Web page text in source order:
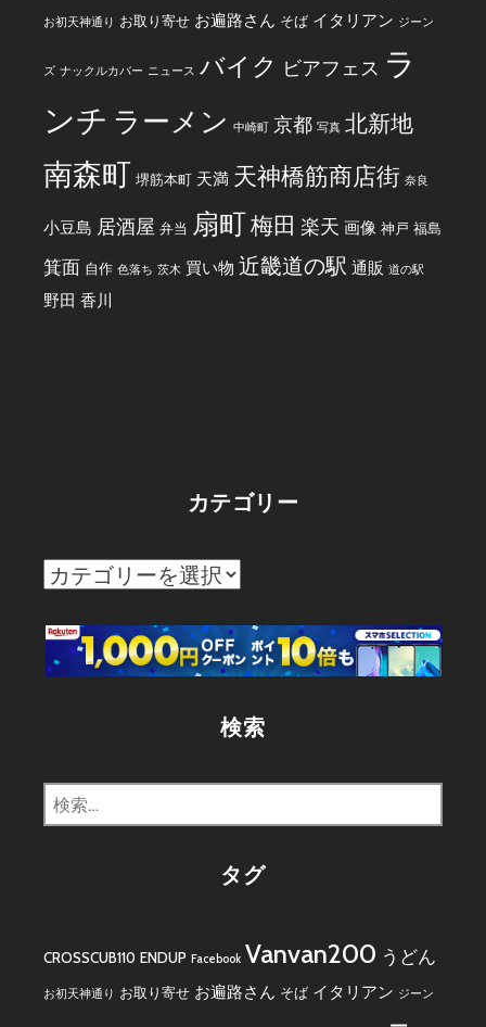
お初天神通り お取り寄せ お遍路さん そば イタリアン ジーン
ズ ナックルカバー ニュース バイク ビアフェス ラ
ンチ ラーメン 中崎町 京都 写真 北新地
南森町 堺筋本町 天満 天神橋筋商店街 奈良
小豆島 居酒屋 弁当 扇町梅田 楽天 画像 神戸 福島
箕面 自作 色落ち 茨木 買い物 近畿道の駅 通販 道の駅
野田 香川
カテゴリー
カ
ゴ
リ
検索
検
索:
タグ
CROSSCUB110 ENDUP Facebook Vanvan200 うどん
お初天神通り お取り寄せ お遍路さん そば イタリアン ジーン